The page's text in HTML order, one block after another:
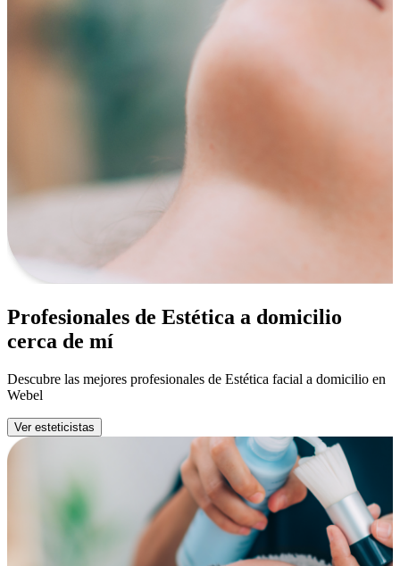
Profesionales de Estética a domicilio
cerca de mí
Descubre las mejores profesionales de Estética facial a domicilio en
Webel
Ver esteticistas